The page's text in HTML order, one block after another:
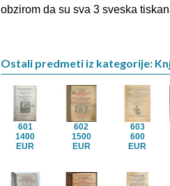
obzirom da su sva 3 sveska
Ostali predmeti iz kategorije:
601
1400
EUR
602
1500
EUR
603
600
EUR